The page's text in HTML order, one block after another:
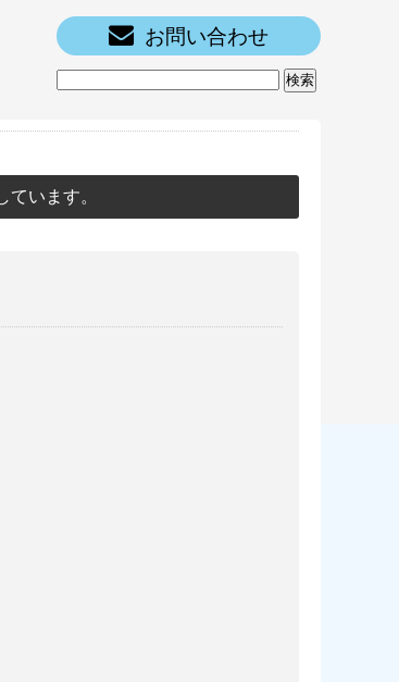
お問い合わせ
ています。